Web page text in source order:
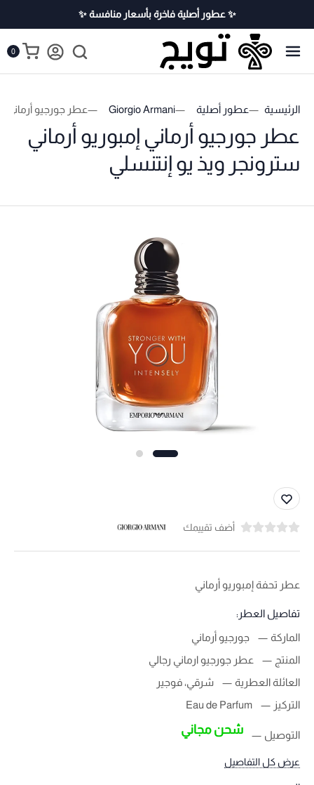
✨ عطور أصلية فاخرة بأسعار منافسة ✨
0
الرئيسية عطور أصلية Giorgio Armani عطر جورجيو أرماني
عطر جورجيو أرماني إمبوريو أرماني
سترونجر ويذ يو إنتنسلي
أضف تقييمك
عطر تحفة إمبوريو أرماني
تفاصيل العطر:
الماركة
جورجيو أرماني
المنتج
عطر جورجيو ارماني رجالي
العائلة العطرية
شرقي، فوجير
التركيز
Eau de Parfum
التوصيل شحن مجاني
عرض كل التفاصيل